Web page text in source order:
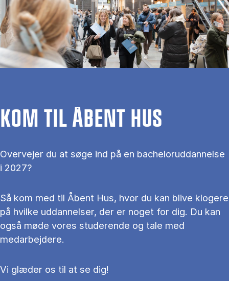
KOM TIL ÅBENT HUS
Overvejer du at søge ind på en bacheloruddannelse
i 2027?
Så kom med til Åbent Hus, hvor du kan blive klogere
på hvilke uddannelser, der er noget for dig. Du kan
også møde vores studerende og tale med
medarbejdere.
Vi glæder os til at se dig!